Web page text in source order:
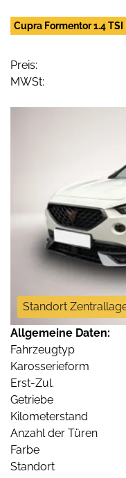
Cupra Formentor 1.4 TSI
Preis:
MWSt:
Standort
Allgemeine Daten:
Fahrzeugtyp
Karosserieform
Erst-Zul.
Getriebe
Kilometerstand
Anzahl der Türen
Farbe
Standort